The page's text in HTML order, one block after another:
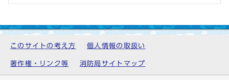
このサイトの考え方 個人情報の取扱い
著作権・リンク等 消防局サイトマップ